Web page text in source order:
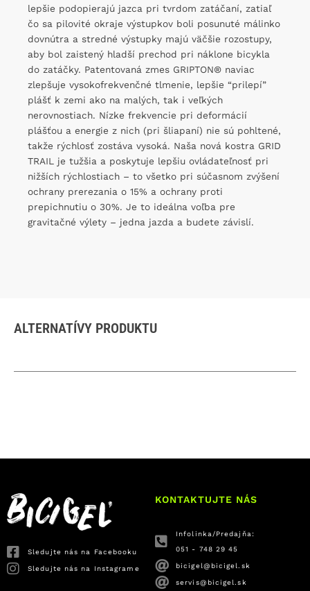
lepšie podopierajú jazca pri tvrdom zatáčaní, zatiaľ
čo sa pilovité okraje výstupkov boli posunuté málinko
dovnútra a stredné výstupky majú väčšie rozostupy,
aby bol zaistený hladší prechod pri náklone bicykla
do zatáčky. Patentovaná zmes GRIPTON® naviac
zlepšuje vysokofrekvenčné tlmenie, lepšie “prilepí”
plášť k zemi ako na malých, tak i veľkých
nerovnostiach. Nízke frekvencie pri deformácií
plášťou a energie z nich (pri šliapaní) nie sú pohltené,
takže rýchlosť zostáva vysoká. Naša nová kostra GRID
TRAIL je tužšia a poskytuje lepšiu ovládateľnosť pri
nižších rýchlostiach – to všetko pri súčasnom zvýšení
ochrany prerezania o 15% a ochrany proti
prepichnutiu o 30%. Je to ideálna voľba pre
gravitačné výlety – jedna jazda a budete závislí.
ALTERNATÍVY PRODUKTU
Sledujte nás na Facebooku
Sledujte nás na Instagrame
KONTAKTUJTE NÁS
Infolinka/Predajňa:
051 - 748 29 45
bicigel@bicigel.sk
servis@bicigel.sk